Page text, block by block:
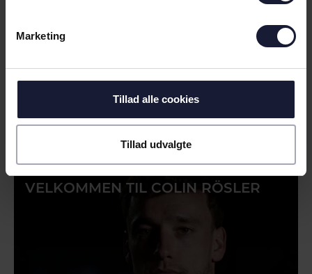
Marketing
Tillad alle cookies
Tillad udvalgte
VELKOMMEN TIL COLIN RÖSLER